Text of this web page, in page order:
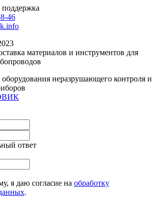
поддержка
46
материалов и инструментов для
неразрушающего контроля и
ответ
я даю согласие на обработку
.